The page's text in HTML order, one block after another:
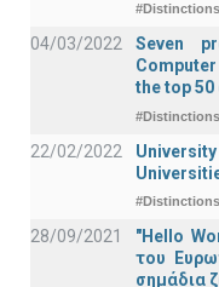
#Distinctions
04/03/2022
Seven
the top
#Distinctions
22/02/2022
#Distinctions
28/09/2021
"Hello
του
σημάδια